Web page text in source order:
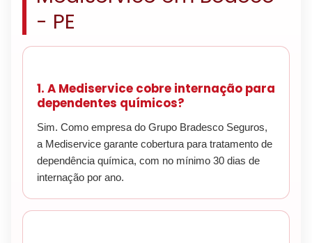
- PE
1. A Mediservice cobre internação para
dependentes químicos?
Sim. Como empresa do Grupo Bradesco Seguros,
a Mediservice garante cobertura para tratamento de
dependência química, com no mínimo 30 dias de
internação por ano.